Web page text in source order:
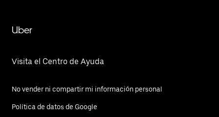
Uber
Visita el Centro de Ayuda
No vender ni compartir mi información personal
Política de datos de Google